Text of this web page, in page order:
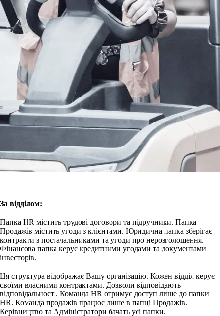
За відділом:
Папка HR містить трудові договори та підручники. Папка
Продажів містить угоди з клієнтами. Юридична папка зберігає
контракти з постачальниками та угоди про нерозголошення.
Фінансова папка керує кредитними угодами та документами
інвесторів.
Ця структура відображає Вашу організацію. Кожен відділ керує
своїми власними контрактами. Дозволи відповідають
відповідальності. Команда HR отримує доступ лише до папки
HR. Команда продажів працює лише в папці Продажів.
Керівництво та Адміністратори бачать усі папки.